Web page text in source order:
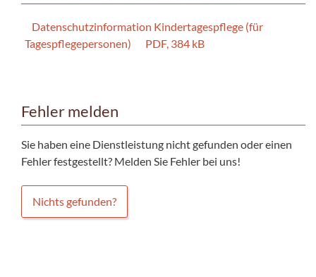
Datenschutzinformation Kindertagespflege (für
Tagespflegepersonen)
PDF, 384 kB
Fehler melden
Sie haben eine Dienstleistung nicht gefunden oder einen
Fehler festgestellt? Melden Sie Fehler bei uns!
Nichts gefunden?